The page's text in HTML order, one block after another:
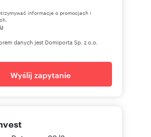
informacje o promocjach i
danych jest Domiporta Sp. z o.o.
Wyślij zapytanie